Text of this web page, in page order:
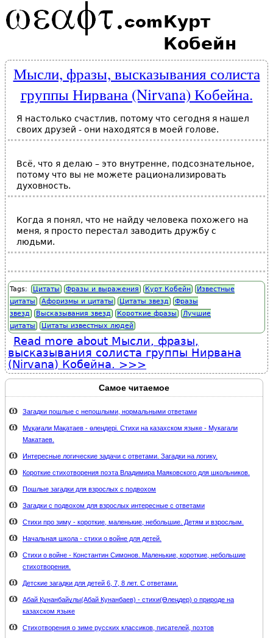
Курт
Кобейн
Мысли, фразы, высказывания солиста
группы Нирвана (Nirvana) Кобейна.
Я настолько счастлив, потому что сегодня я нашел
своих друзей - они находятся в моей голове.
Всё, что я делаю – это внутренне, подсознательное,
потому что вы не можете рационализировать
духовность.
Когда я понял, что не найду человека похожего на
меня, я просто перестал заводить дружбу с
людьми.
Tags: Цитаты Фразы и выражения Курт Кобейн
Известные
цитаты
Афоризмы и цитаты Цитаты звезд
Фразы
звезд
Высказывания звезд Короткие фразы
Лучшие
цитаты
Цитаты известных людей
Read more about Мысли, фразы,
высказывания солиста группы Нирвана
(Nirvana) Кобейна.
Самое читаемое
Загадки пошлые с непошлыми, нормальными ответами
Мұқағали Мақатаев - өлеңдері. Стихи на казахском языке - Мукагали
Макатаев.
Интересные логические задачи с ответами. Загадки на логику.
Короткие стихотворения поэта Владимира Маяковского для школьников.
Пошлые загадки для взрослых с подвохом
Загадки с подвохом для взрослых интересные с ответами
Стихи про зиму - короткие, маленькие, небольшие. Детям и взрослым.
Начальная школа - стихи о войне для детей.
Стихи о войне - Константин Симонов. Маленькие, короткие, небольшие
стихотворения.
Детские загадки для детей 6, 7, 8 лет. С ответами.
Абай Құнанбайұлы(Абай Кунанбаев) - стихи(Өлеңдер) о природе на
казахском языке
Стихотворения о зиме русских классиков, писателей, поэтов